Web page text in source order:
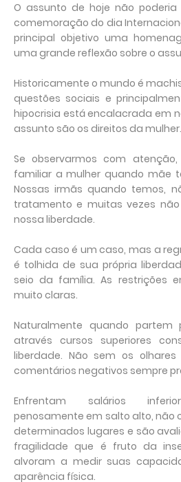
O assunto de hoje não
comemoração do dia
principal objetivo uma
uma grande reflexão sobre o
Historicamente o mundo é
questões sociais e
hipocrisia está encalacrada em
assunto são os direitos da mulher.
Se observarmos com
familiar a mulher quando mãe
Nossas irmãs quando temos,
tratamento e muitas vezes
nossa liberdade.
Cada caso é um caso, mas a
é tolhida de sua própria
seio da família. As restrições
muito claras.
Naturalmente quando partem
através cursos superiores
liberdade. Não sem os
comentários negativos sempre
Enfrentam salários
penosamente em salto alto, não
determinados lugares e são
fragilidade que é fruto da
alvoram a medir suas
aparência física.